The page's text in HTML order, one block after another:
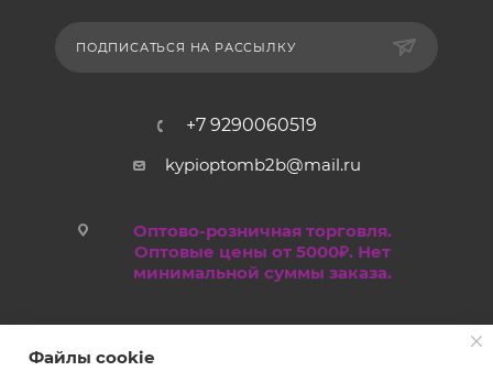
ПОДПИСАТЬСЯ НА РАССЫЛКУ
+7 9290060519
kypioptomb2b@mail.ru
Оптово-розничная торговля.
Оптовые цены от 5000₽. Нет
минимальной суммы заказа.
Файлы cookie